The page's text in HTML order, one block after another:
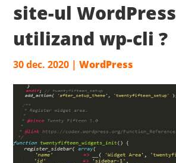
site-ul WordPress
utilizand wp-cli ?
30 dec. 2020 |WordPress